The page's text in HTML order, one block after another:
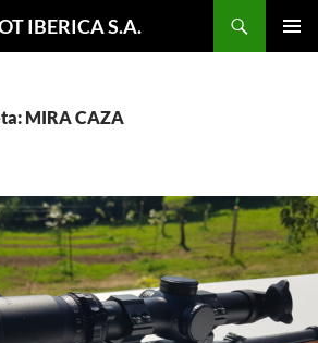
IBERICA S.A.
MIRA CAZA